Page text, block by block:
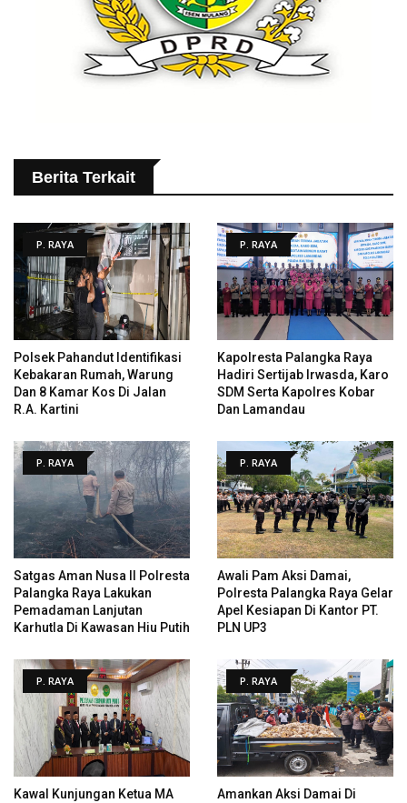
Berita Terkait
P. RAYA
Polsek Pahandut Identifikasi
Kebakaran Rumah, Warung
Dan 8 Kamar Kos Di Jalan
R.A. Kartini
P. RAYA
Kapolresta Palangka Raya
Hadiri Sertijab Irwasda, Karo
SDM Serta Kapolres Kobar
Dan Lamandau
P. RAYA
Satgas Aman Nusa II Polresta
Palangka Raya Lakukan
Pemadaman Lanjutan
Karhutla Di Kawasan Hiu Putih
P. RAYA
Awali Pam Aksi Damai,
Polresta Palangka Raya Gelar
Apel Kesiapan Di Kantor PT.
PLN UP3
P. RAYA
Kawal Kunjungan Ketua MA
P. RAYA
Amankan Aksi Damai Di